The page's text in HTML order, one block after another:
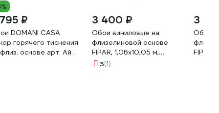
₽
DOMANI CASA
горячего тиснения
основе арт. Айс
3 400 ₽
Обои виниловые на
флизелиновой основе
FIPAR, 1,06x10,05 м,
коллекция Номер Один /
3(1)
3
Обои
FIPAR,